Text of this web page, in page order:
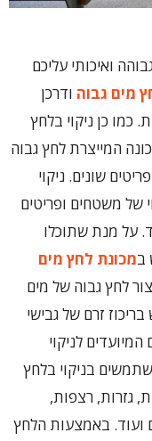
ואיכותי עליכם
מים גבוה ודרכן
כמו כן ניקוי בלחץ
המייצרת לחץ גבוה
שונים. ניקוי
של משטחים ופריטים
על מנת שתוכלו
במכונת לחץ מים
לחץ גבוה של מים
זרם של גבישי
לניקוי
בניקוי בלחץ
גזרות, רצפות,
ועוד. באמצעות הלחץ